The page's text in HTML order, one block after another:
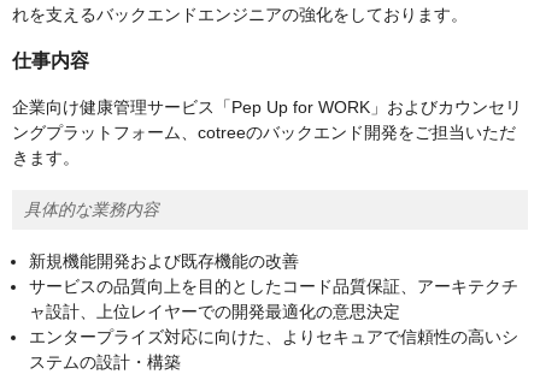
れを支えるバックエンドエンジニアの強化をしております。
仕事内容
企業向け健康管理サービス「Pep Up for WORK」およびカウンセリ
ングプラットフォーム、cotreeのバックエンド開発をご担当いただ
きます。
具体的な業務内容
新規機能開発および既存機能の改善
サービスの品質向上を目的としたコード品質保証、アーキテクチ
ャ設計、上位レイヤーでの開発最適化の意思決定
エンタープライズ対応に向けた、よりセキュアで信頼性の高いシ
ステムの設計・構築